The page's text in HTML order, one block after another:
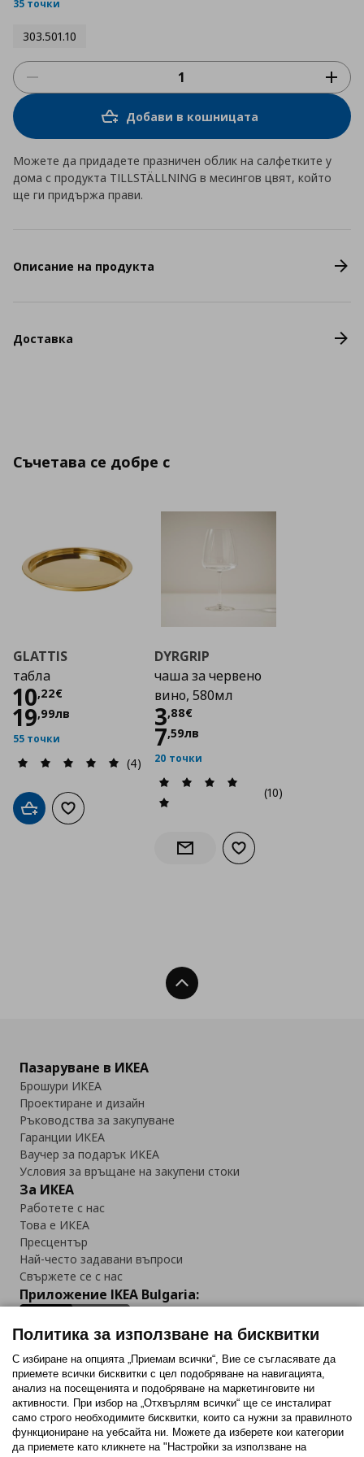
35 точки
303.501.10
Добави в кошницата
Можете да придадете празничен облик на салфетките у
дома с продукта TILLSTÄLLNING в месингов цвят, който
ще ги придържа прави.
Описание на продукта
Доставка
Съчетава се добре с
GLATTIS
табла
10,22€
Цена
19,99лв
55 точки
(4)
Добави в кошницата
Добави към списъка с любими
DYRGRIP
чаша за червено
вино, 580мл
3,88€
Цена
7,59лв
20 точки
(10)
Информирай ме за наличност
Добави към списъка
Нагоре
Пазаруване в ИКЕА
Брошури ИКЕА
Проектиране и дизайн
Ръководства за закупуване
Гаранции ИКЕА
Ваучер за подарък ИКЕА
Условия за връщане на закупени стоки
За ИКЕА
Работете с нас
Това е ИКЕА
Пресцентър
Най-често задавани въпроси
Свържете се с нас
Приложение IKEA Bulgaria:
Последвайте ни:
FacebookTwitterYoutubePinterestInstagram
Политика за използване на бисквитки
С избиране на опцията „Приемам всички“, Вие се съгласявате да
приемете всички бисквитки с цел подобряване на навигацията,
анализ на посещенията и подобряване на маркетинговите ни
активности. При избор на „Отхвърлям всички“ ще се инсталират
само строго необходимитe бисквитки, които са нужни за правилното
функциониране на уебсайта ни. Можете да изберете кои категории
да приемете като кликнете на "Настройки за използване на